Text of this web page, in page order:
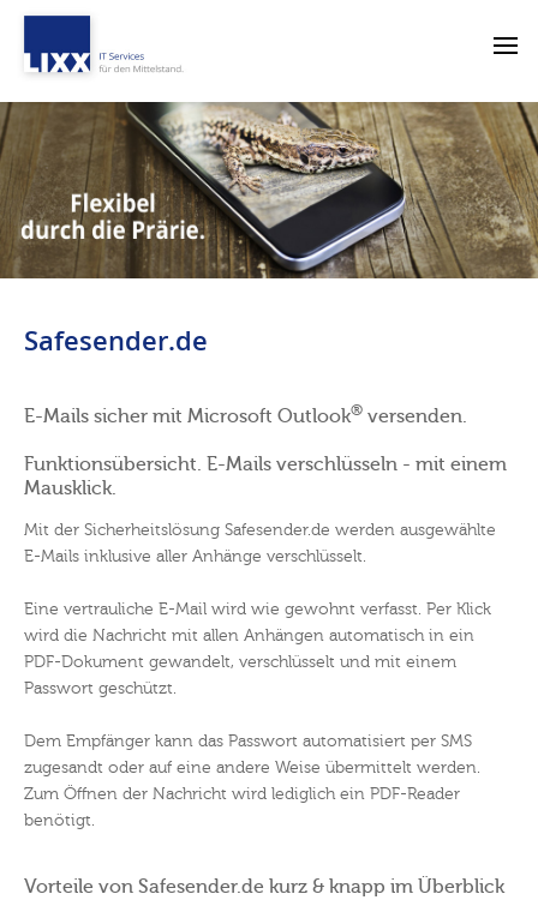
Safesender.de
E-Mails sicher mit Microsoft Outlook® versenden.
Funktionsübersicht. E-Mails verschlüsseln - mit einem
Mausklick.
Mit der Sicherheitslösung Safesender.de werden ausgewählte
E-Mails inklusive aller Anhänge verschlüsselt.
Eine vertrauliche E-Mail wird wie gewohnt verfasst. Per Klick
wird die Nachricht mit allen Anhängen automatisch in ein
PDF-Dokument gewandelt, verschlüsselt und mit einem
Passwort geschützt.
Dem Empfänger kann das Passwort automatisiert per SMS
zugesandt oder auf eine andere Weise übermittelt werden.
Zum Öffnen der Nachricht wird lediglich ein PDF-Reader
benötigt.
Vorteile von Safesender.de kurz & knapp im Überblick